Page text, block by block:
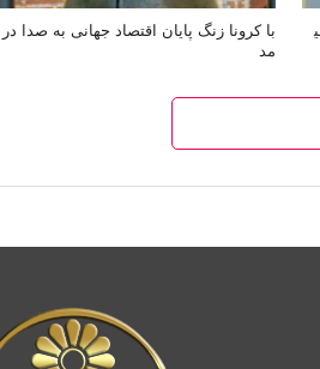
با کرونا زنگ پایان اقتصاد جهانی‌ به صدا در آ
مد